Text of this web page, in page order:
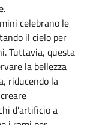
celebrano le
il cielo per
Tuttavia, questa
la bellezza
riducendo la
d’artificio a